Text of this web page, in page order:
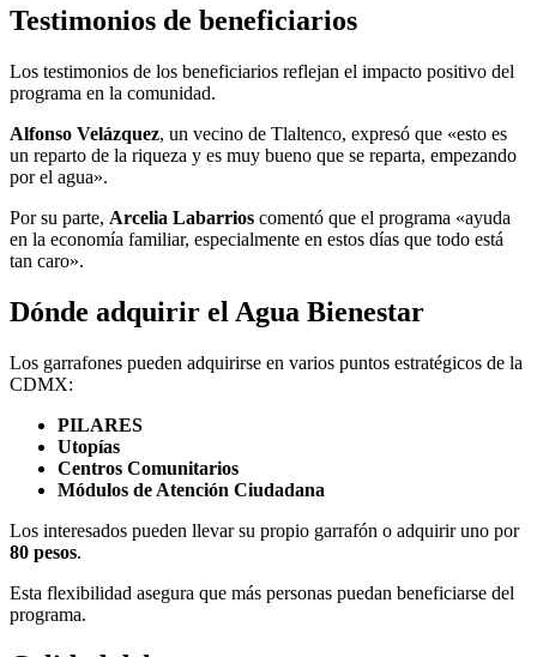
Testimonios de beneficiarios
Los testimonios de los beneficiarios reflejan el impacto positivo del
programa en la comunidad.
Alfonso Velázquez, un vecino de Tlaltenco, expresó que «esto es
un reparto de la riqueza y es muy bueno que se reparta, empezando
por el agua».
Por su parte, Arcelia Labarrios comentó que el programa «ayuda
en la economía familiar, especialmente en estos días que todo está
tan caro».
Dónde adquirir el Agua Bienestar
Los garrafones pueden adquirirse en varios puntos estratégicos de la
CDMX:
PILARES
Utopías
Centros Comunitarios
Módulos de Atención Ciudadana
Los interesados pueden llevar su propio garrafón o adquirir uno por
80 pesos.
Esta flexibilidad asegura que más personas puedan beneficiarse del
programa.